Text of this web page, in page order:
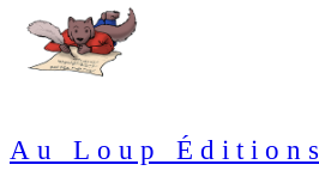
Au Loup Éditions